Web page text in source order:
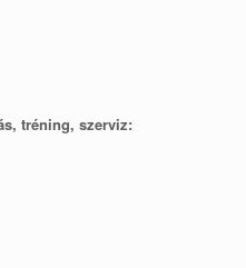
tréning, szerviz: